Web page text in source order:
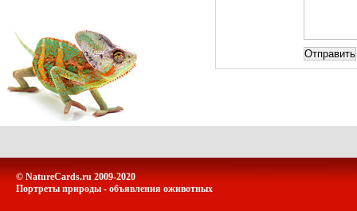
© NatureCards.ru 2009-2020
Портреты природы - объявления оживотных